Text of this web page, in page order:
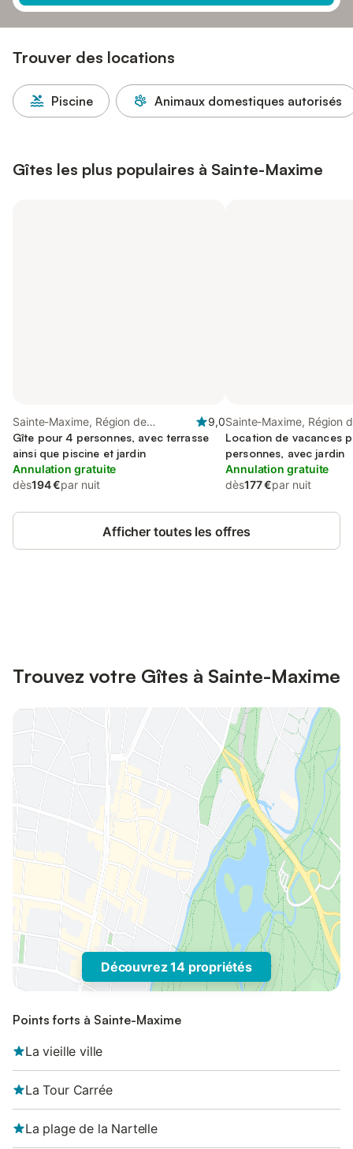
Trouver des locations
Piscine Animaux domestiques autorisés
Gîtes les plus populaires à Sainte-Maxime
Sainte-Maxime, Région de
Draguignan
9,0
Gîte pour 4 personnes, avec terrasse
ainsi que piscine et jardin
Annulation gratuite
dès194 €par nuit
Sainte-Maxime, Région
Draguignan
Location de vacances
personnes, avec jardin
Annulation gratuite
dès177 €par nuit
Afficher toutes les offres
Trouvez votre Gîtes à Sainte-Maxime
Découvrez 14 propriétés
Points forts à Sainte-Maxime
La vieille ville
La Tour Carrée
La plage de la Nartelle